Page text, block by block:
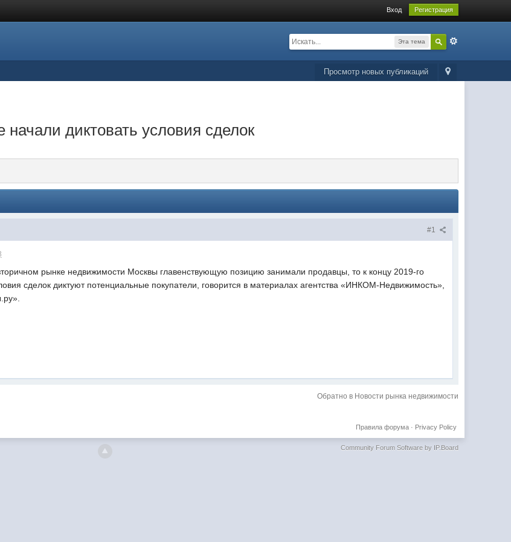
Вход Регистрация
Эта тема
Просмотр новых публикаций
начали диктовать условия сделок
#1
рынке недвижимости Москвы главенствующую позицию занимали продавцы, то к концу 2019-го
сделок диктуют потенциальные покупатели, говорится в материалах агентства «ИНКОМ-Недвижимость»,
Обратно в Новости рынка недвижимости
Privacy Policy
Правила форума·
Community Forum Software by IP.Board